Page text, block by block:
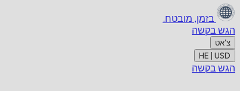
בזמן, מובטח.
הגש בקשה
צ'אט
HE | USD
הגש בקשה